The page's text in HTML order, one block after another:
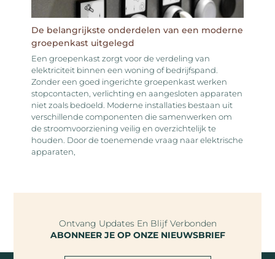
De belangrijkste onderdelen van een moderne
groepenkast uitgelegd
Een groepenkast zorgt voor de verdeling van
elektriciteit binnen een woning of bedrijfspand.
Zonder een goed ingerichte groepenkast werken
stopcontacten, verlichting en aangesloten apparaten
niet zoals bedoeld. Moderne installaties bestaan uit
verschillende componenten die samenwerken om
de stroomvoorziening veilig en overzichtelijk te
houden. Door de toenemende vraag naar elektrische
apparaten,
Ontvang Updates En Blijf Verbonden
ABONNEER JE OP ONZE NIEUWSBRIEF